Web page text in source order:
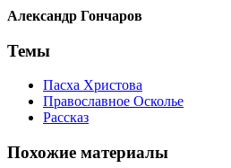
Александр Гончаров
Темы
Пасха Христова
Православное Осколье
Рассказ
Похожие материалы